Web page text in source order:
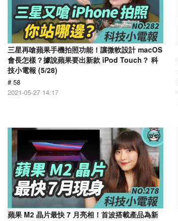
三星再嗆蘋果手機拍照功能！讓微軟設計 macOS
會長怎樣？據說蘋果要出新款 iPod Touch？ 科
技小電報 (5/28)
# 58
2021-05-27 14:17
蘋果 M2 晶片最快 7 月亮相！首波搭載產品為新